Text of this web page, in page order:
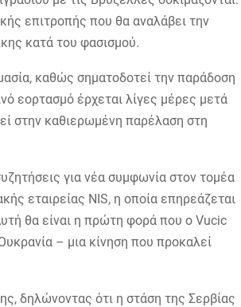
επιτροπής που θα αναλάβει την
κατά του φασισμού.
καθώς σηματοδοτεί την παράδοση
εορτασμό έρχεται λίγες μέρες μετά
στην καθιερωμένη παρέλαση στη
για νέα συμφωνία στον τομέα
εταιρείας NIS, η οποία επηρεάζεται
θα είναι η πρώτη φορά που ο Vucic
– μια κίνηση που προκαλεί
δηλώνοντας ότι η στάση της Σερβίας